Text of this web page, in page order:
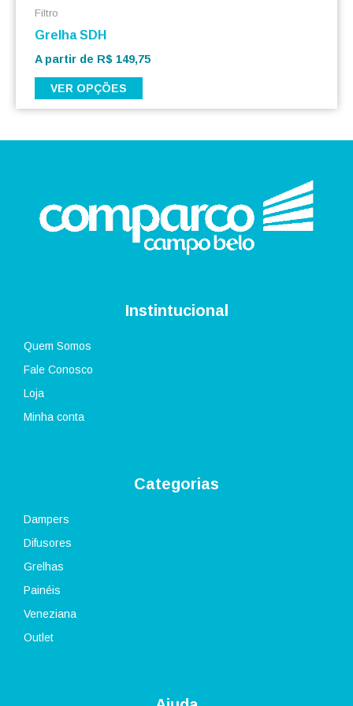
Filtro
Grelha SDH
A partir de R$ 149,75
VER OPÇÕES
Instintucional
Quem Somos
Fale Conosco
Loja
Minha conta
Categorias
Dampers
Difusores
Grelhas
Painéis
Veneziana
Outlet